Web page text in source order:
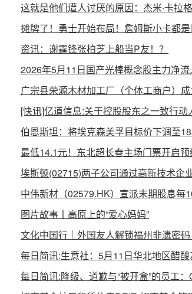
这就是他们遭人讨厌的原因：杰米·卡拉
摊牌了！勇士开始布局！詹姆斯小卡都是
资讯：谢霆锋张柏芝上船当P友！？
2026年5月11日国产光棒概念股主力净
广宗县荣源木材加工厂（个体工商户）
[快讯]亿道信息:关于控股股东之一致行
伯恩斯坦：将埃克森美孚目标价下调至
最低14.1元！东北超长春主场门票开启
埃斯顿(02715)两子公司通过高新技术企
中伟新材（02579.HK）宣派末期股息每
图片故事丨高原上的“爱心妈妈”
文化中国行｜外国友人解锁福州非遗密
每日简讯:生意社：5月11日华北地区醋
每日简讯:降级、道歉与“被开盒”的员工